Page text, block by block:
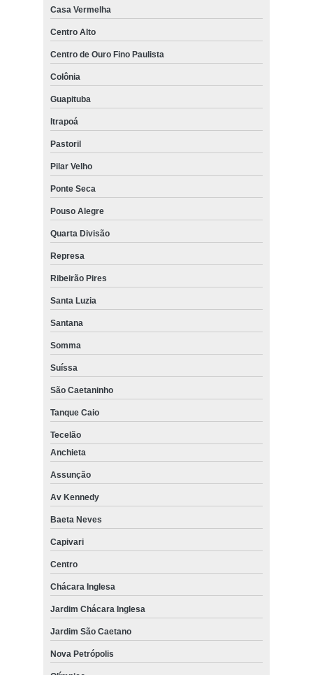
Casa Vermelha
Centro Alto
Centro de Ouro Fino Paulista
Colônia
Guapituba
Itrapoá
Pastoril
Pilar Velho
Ponte Seca
Pouso Alegre
Quarta Divisão
Represa
Ribeirão Pires
Santa Luzia
Santana
Somma
Suíssa
São Caetaninho
Tanque Caio
Tecelão
Anchieta
Assunção
Av Kennedy
Baeta Neves
Capivari
Centro
Chácara Inglesa
Jardim Chácara Inglesa
Jardim São Caetano
Nova Petrópolis